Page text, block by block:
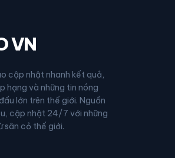
VN
cập nhật nhanh kết quả,
hạng và những tin nóng
lớn trên thế giới. Nguồn
cập nhật 24/7 với những
sân cỏ thế giới.